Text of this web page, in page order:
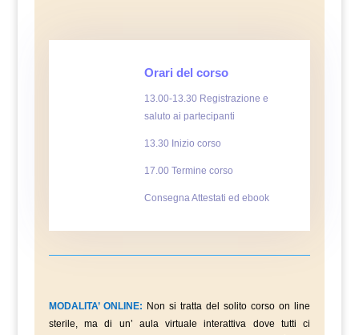
Orari del corso
13.00-13.30 Registrazione e
saluto ai partecipanti
13.30 Inizio corso
17.00 Termine corso
Consegna Attestati ed ebook
MODALITA’ ONLINE: Non si tratta del solito corso on line
sterile, ma di un’ aula virtuale interattiva dove tutti ci